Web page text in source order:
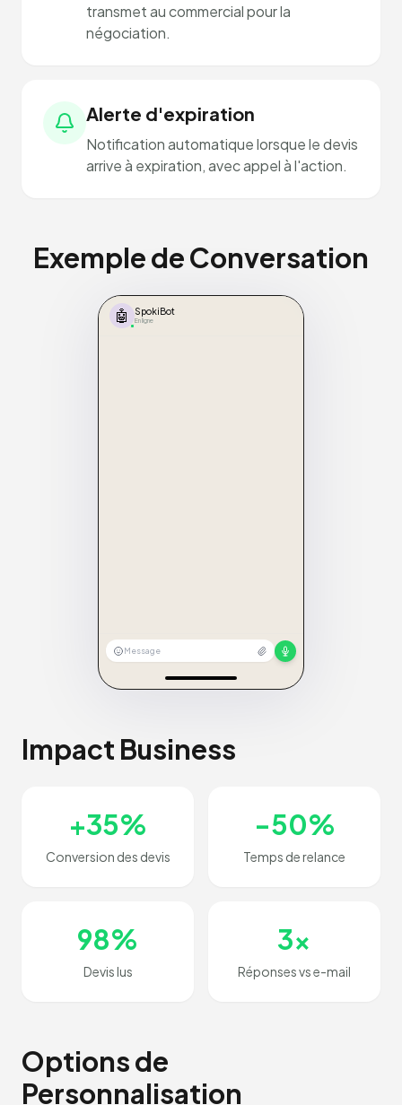
transmet au commercial pour la
négociation.
Alerte d'expiration
Notification automatique lorsque le devis
arrive à expiration, avec appel à l'action.
Exemple de Conversation
🤖 SpokiBot
En ligne
Message
Impact Business
+35%
Conversion des devis
-50%
Temps de relance
98%
Devis lus
3x
Réponses vs e-mail
Options de
Personnalisation